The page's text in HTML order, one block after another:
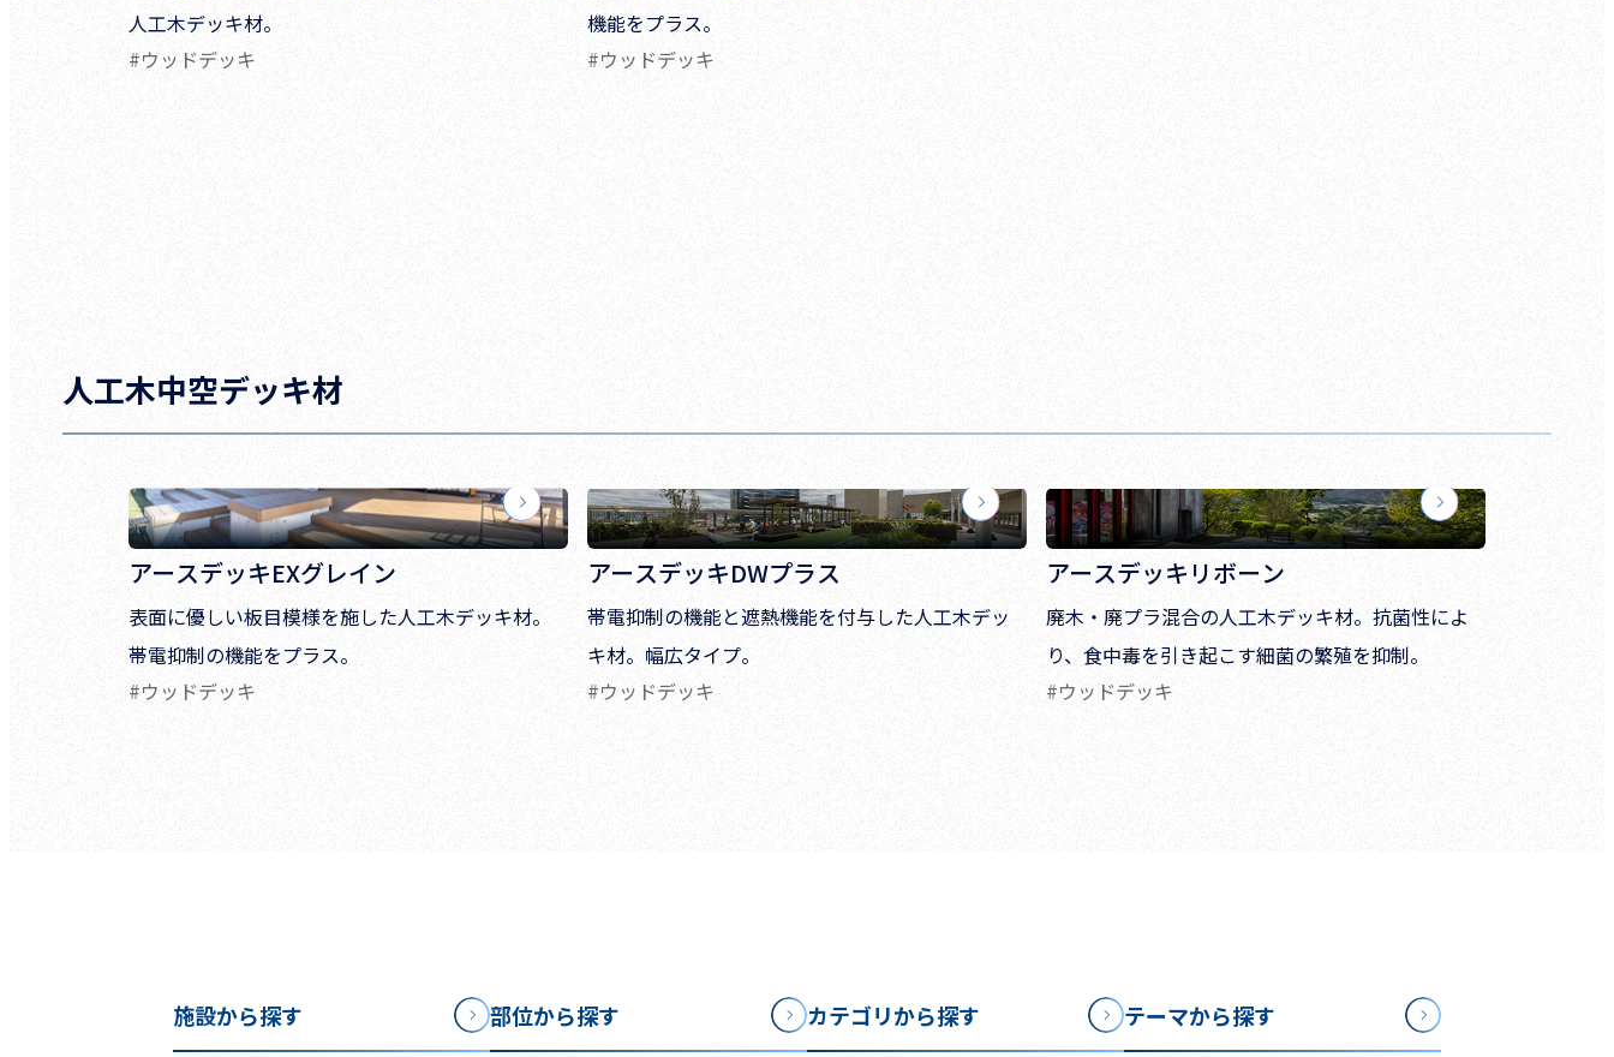
人工木デッキ材。
#ウッドデッキ
機能をプラス。
#ウッドデッキ
人工木中空デッキ材
アースデッキEXグレイン
表面に優しい板目模様を施した人工木デッキ材。
帯電抑制の機能をプラス。
#ウッドデッキ
アースデッキDWプラス
帯電抑制の機能と遮熱機能を付与した人工木デッ
キ材。幅広タイプ。
#ウッドデッキ
アースデッキリボーン
廃木・廃プラ混合の人工木デッキ材。抗菌性によ
り、食中毒を引き起こす細菌の繁殖を抑制。
#ウッドデッキ
施設から探す 部位から探す カテゴリから探す テーマから探す